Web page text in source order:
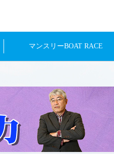
マンスリーBOAT RACE